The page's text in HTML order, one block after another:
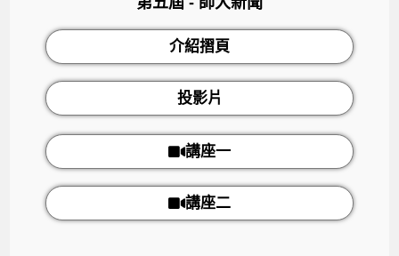
介紹摺頁
投影片
講座一
講座二